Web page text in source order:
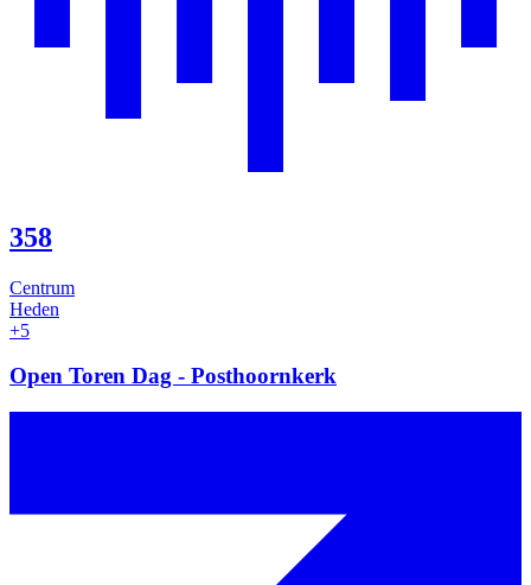
358
Centrum
Heden
+5
Open Toren Dag - Posthoornkerk